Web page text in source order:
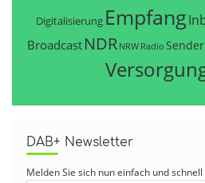
Digitalisierung Empfang
Broadcast NDR NRW Radio Sender
DAB+ Newsletter
Melden Sie sich nun einfach und